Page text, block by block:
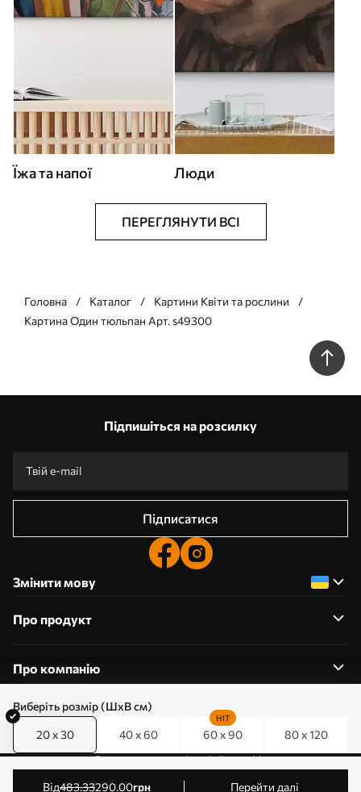
Виберіть розмір (ШхВ см)
20 x 30 40 x 60 60 x 90
HIT
80 x 120
від483.33290.00грн Перейти далі
Їжа та напої Люди
ПЕРЕГЛЯНУТИ ВСІ
Головна Каталог
Картини Квіти та рослини
Картина Один тюльпан Арт. s49300
Підпишіться на розсилку
Підписатися
Змінити мову
Про продукт
Про компанію
0800357223
Редагування дозволів на файли cookie
© 2011-2026 Art-holst. Усі права захищені. Власник: